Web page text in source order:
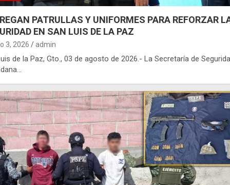
PATRULLAS Y UNIFORMES PARA REFORZAR
EN SAN LUIS DE LA PAZ
3, 2026 admin
de la Paz, Gto., 03 de agosto de 2026.- La Secretaría de